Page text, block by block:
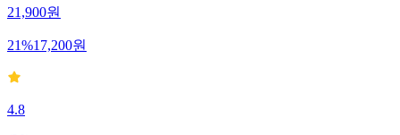
21,900원
21%17,200원
4.8